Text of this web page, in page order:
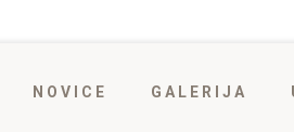
NOVICE GALERIJA